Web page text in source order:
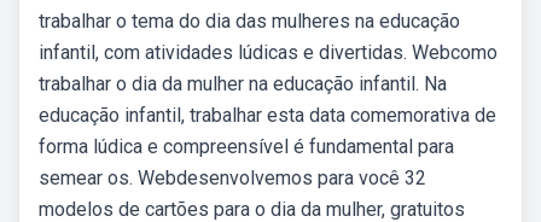
trabalhar o tema do dia das mulheres na educação
infantil, com atividades lúdicas e divertidas. Webcomo
trabalhar o dia da mulher na educação infantil. Na
educação infantil, trabalhar esta data comemorativa de
forma lúdica e compreensível é fundamental para
semear os. Webdesenvolvemos para você 32
modelos de cartões para o dia da mulher, gratuitos